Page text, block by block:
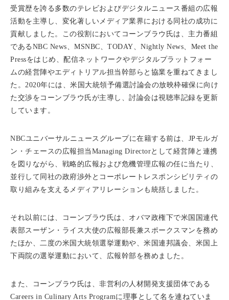
受賞歴を誇る多数のテレビおよびデジタルニュース番組の広報
活動を主導し、変化著しいメディア業界における同社の成功に
貢献しました。この役割においてコーンブラウ氏は、主力番組
であるNBC News、MSNBC、TODAY、Nightly News、Meet the
Pressをはじめ、配信ネットワークやデジタルプラットフォー
ムの経営陣やエディトリアル担当幹部らと協業を重ねてきまし
た。2020年には、米国大統領予備選討論会の放映枠確保に向け
た交渉をコーンブラウ氏が主導し、討論会は視聴率記録を更新
しています。
NBCユニバーサルニュースグループに在籍する前は、JPモルガ
ン・チェースの広報担当Managing Directorとして経営陣と連携
を図りながら、戦略的広報および危機管理広報の任に当たり、
並行して同社の政府渉外とコーポレートレスポンシビリティの
取り組みを支えるメディアリレーションも統括しました。
それ以前には、コーンブラウ氏は、オバマ政権下で米国国連代
表部スーザン・ライス大使の広報部長兼スポークスマンを務め
たほか、二度の米国大統領選挙運動や、米国連邦議会、米国上
下両院の選挙運動において、広報幹部を務めました。
また、コーンブラウ氏は、非営利の人材開発支援団体である
Careers in Culinary Arts Programに理事として名を連ねていま